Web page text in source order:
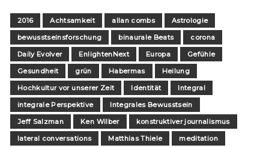
2016 Achtsamkeit allan combs
Astrologie
bewusstseinsforschung
binaurale Beats
corona
Daily Evolver
EnlightenNext Europa
Gefühle
Gesundheit
grün Habermas
Heilung
Hochkultur vor unserer Zeit
Identität
Integral
integrale Perspektive
Integrales Bewusstsein
Jeff Salzman
Ken Wilber
konstruktiver journalismus
lateral conversations
Matthias Thiele
meditation